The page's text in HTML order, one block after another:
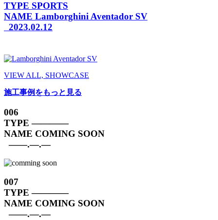
TYPE SPORTS
NAME Lamborghini Aventador SV
2023.02.12
VIEW ALL, SHOWCASE
施工事例をもっと見る
006
TYPE ————
NAME COMING SOON
——.—.—
007
TYPE ————
NAME COMING SOON
——.—.—